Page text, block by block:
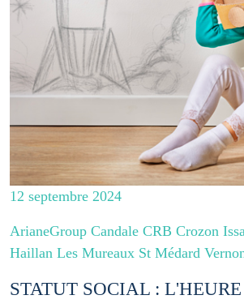
12 septembre 2024
ArianeGroup Candale CRB Crozon
Haillan Les Mureaux St Médard
STATUT SOCIAL :